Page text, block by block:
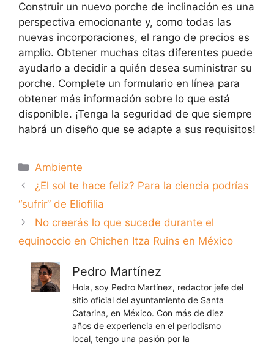
Construir un nuevo porche de inclinación es una
perspectiva emocionante y, como todas las
nuevas incorporaciones, el rango de precios es
amplio. Obtener muchas citas diferentes puede
ayudarlo a decidir a quién desea suministrar su
porche. Complete un formulario en línea para
obtener más información sobre lo que está
disponible. ¡Tenga la seguridad de que siempre
habrá un diseño que se adapte a sus requisitos!
Categorías
Ambiente
¿El sol te hace feliz? Para la ciencia podrías
“sufrir” de Eliofilia
No creerás lo que sucede durante el
equinoccio en Chichen Itza Ruins en México
Pedro Martínez
Hola, soy Pedro Martínez, redactor jefe del
sitio oficial del ayuntamiento de Santa
Catarina, en México. Con más de diez
años de experiencia en el periodismo
local, tengo una pasión por la